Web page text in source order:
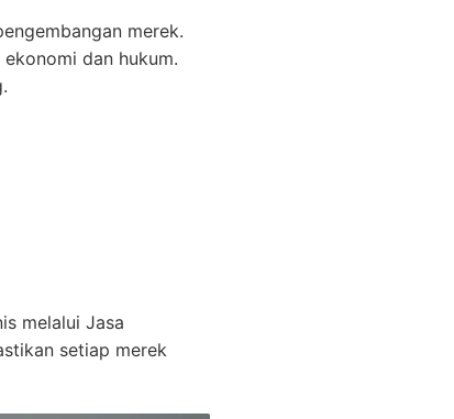
merek.
dan hukum.
melalui Jasa
setiap merek